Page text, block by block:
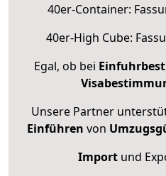
40er-Container:
40er-High Cube:
Egal, ob bei
Unsere Partner
Einführen von
Import und